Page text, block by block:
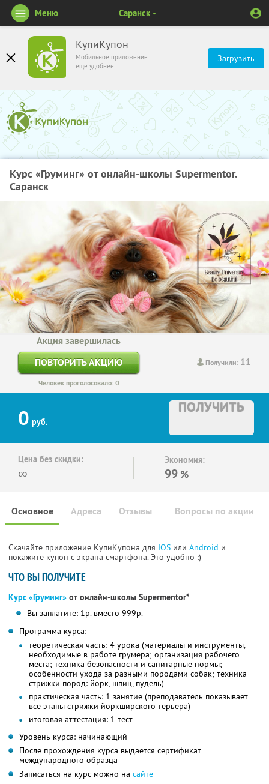
КупиКупон
Мобильное приложение
ещё удобнее
Загрузить
Меню Саранск
Курс «Груминг» от онлайн-школы Supermentor.
Саранск
Получили: 11
Акция завершилась
ПОВТОРИТЬ АКЦИЮ
Человек проголосовало: 0
0 руб.
ПОЛУЧИТЬ
Цена без скидки:
∞
Экономия:
99 %
Основное Отзывы Вопросы по акции
Адреса
Скачайте приложение КупиКупона для IOS или Android и
покажите купон с экрана смартфона. Это удобно :)
ЧТО ВЫ ПОЛУЧИТЕ
Курс «Груминг» от онлайн-школы Supermentor*
Вы заплатите: 1р. вместо 999р.
Программа курса:
теоретическая часть: 4 урока (материалы и инструменты,
необходимые в работе грумера; организация рабочего
места; техника безопасности и санитарные нормы;
особенности ухода за разными породами собак; техника
стрижки пород: йорк, шпиц, пудель)
практическая часть: 1 занятие (преподаватель показывает
все этапы стрижки йоркширского терьера)
итоговая аттестация: 1 тест
Уровень курса: начинающий
После прохождения курса выдается сертификат
международного образца
Записаться на курс можно на сайте